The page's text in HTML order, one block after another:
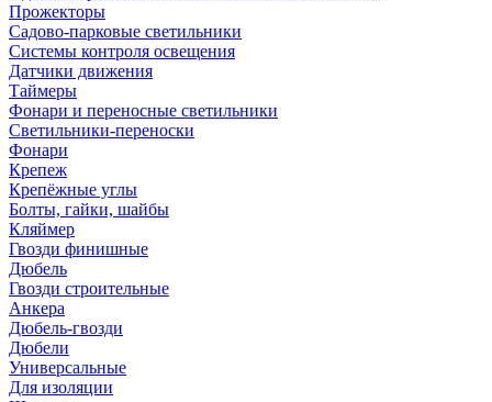
Прожекторы
Садово-парковые светильники
Системы контроля освещения
Датчики движения
Таймеры
Фонари и переносные светильники
Светильники-переноски
Фонари
Крепеж
Крепёжные углы
Болты, гайки, шайбы
Кляймер
Гвозди финишные
Дюбель
Гвозди строительные
Анкера
Дюбель-гвозди
Дюбели
Универсальные
Для изоляции